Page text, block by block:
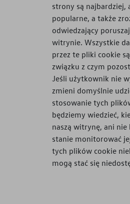
strony są najbardziej,
popularne, a także
odwiedzający
witrynie. Wszystkie
przez te pliki cookie
związku z czym
Jeśli użytkownik nie
zmieni domyślnie
stosowanie tych
będziemy wiedzieć,
naszą witrynę, ani nie
stanie monitorować
tych plików cookie
mogą stać się